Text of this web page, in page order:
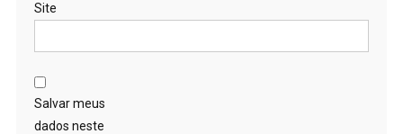
Site
Salvar meus
dados neste